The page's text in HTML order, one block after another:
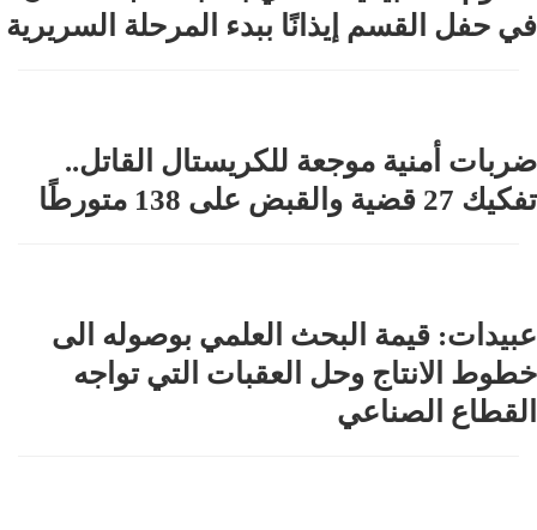
في حفل القسم إيذانًا ببدء المرحلة السريرية
ضربات أمنية موجعة للكريستال القاتل..
تفكيك 27 قضية والقبض على 138 متورطًا
عبيدات: قيمة البحث العلمي بوصوله الى
خطوط الانتاج وحل العقبات التي تواجه
القطاع الصناعي